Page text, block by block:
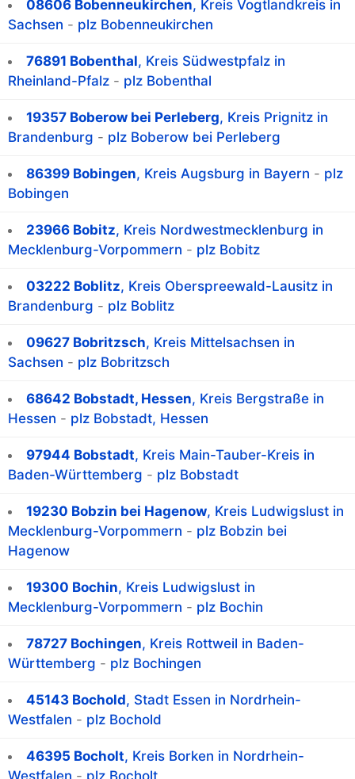
08606 Bobenneukirchen, Kreis Vogtlandkreis in
Sachsen - plz Bobenneukirchen
76891 Bobenthal, Kreis Südwestpfalz in
Rheinland-Pfalz - plz Bobenthal
19357 Boberow bei Perleberg, Kreis Prignitz in
Brandenburg - plz Boberow bei Perleberg
86399 Bobingen, Kreis Augsburg in Bayern - plz
Bobingen
23966 Bobitz, Kreis Nordwestmecklenburg in
Mecklenburg-Vorpommern - plz Bobitz
03222 Boblitz, Kreis Oberspreewald-Lausitz in
Brandenburg - plz Boblitz
09627 Bobritzsch, Kreis Mittelsachsen in
Sachsen - plz Bobritzsch
68642 Bobstadt, Hessen, Kreis Bergstraße in
Hessen - plz Bobstadt, Hessen
97944 Bobstadt, Kreis Main-Tauber-Kreis in
Baden-Württemberg - plz Bobstadt
19230 Bobzin bei Hagenow, Kreis Ludwigslust in
Mecklenburg-Vorpommern - plz Bobzin bei
Hagenow
19300 Bochin, Kreis Ludwigslust in
Mecklenburg-Vorpommern - plz Bochin
78727 Bochingen, Kreis Rottweil in Baden-
Württemberg - plz Bochingen
45143 Bochold, Stadt Essen in Nordrhein-
Westfalen - plz Bochold
46395 Bocholt, Kreis Borken in Nordrhein-